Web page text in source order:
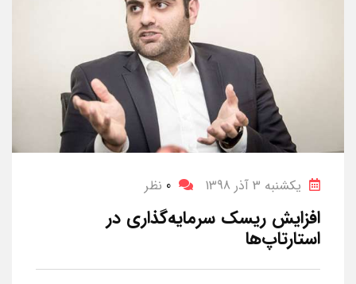
یکشنبه 3 آذر 1398 0 نظر
افزایش ریسک سرمایه‌گذاری در
استارتاپ‌ها